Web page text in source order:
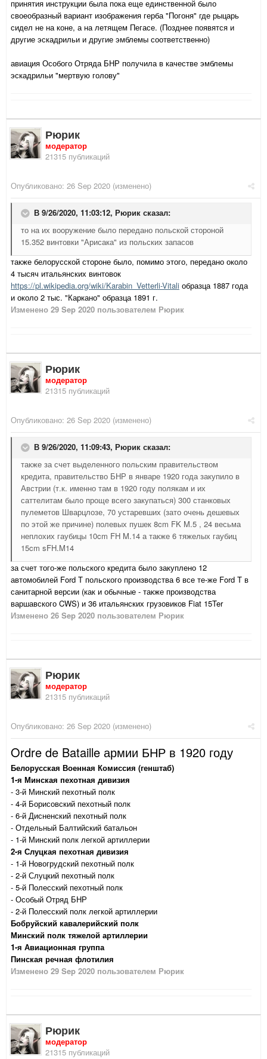
принятия инструкции была пока еще единственной было
своеобразный вариант изображения герба "Погоня" где рыцарь
сидел не на коне, а на летящем Пегасе. (Позднее появятся и
другие эскадрильи и другие эмблемы соответственно)
авиация Особого Отряда БНР получила в качестве эмблемы
эскадрильи "мертвую голову"
Рюрик
модератор
21315 публикаций
Опубликовано: 26 Sep 2020 (изменено)
В 9/26/2020, 11:03:12, Рюрик сказал:
то на их вооружение было передано польской стороной
15.352 винтовки "Арисака" из польских запасов
также белорусской стороне было, помимо этого, передано около
4 тысяч итальянских винтовок
https://pl.wikipedia.org/wiki/Karabin_Vetterli-Vitali образца 1887 года
и около 2 тыс. "Каркано" образца 1891 г.
Изменено 29 Sep 2020 пользователем Рюрик
Рюрик
модератор
21315 публикаций
Опубликовано: 26 Sep 2020 (изменено)
В 9/26/2020, 11:09:43, Рюрик сказал:
также за счет выделенного польским правительством
кредита, правительство БНР в январе 1920 года закупило в
Австрии (т.к. именно там в 1920 году полякам и их
саттелитам было проще всего закупаться) 300 станковых
пулеметов Шварцлозе, 70 устаревших (зато очень дешевых
по этой же причине) полевых пушек 8cm FK M.5 , 24 весьма
неплохих гаубицы 10cm FH M.14 а также 6 тяжелых гаубиц
15cm sFH.M14
за счет того-же польского кредита было закуплено 12
автомобилей Ford T польского производства 6 все те-же Ford T в
санитарной версии (как и обычные - также производства
варшавского CWS) и 36 итальянских грузовиков Fiat 15Ter
Изменено 26 Sep 2020 пользователем Рюрик
Рюрик
модератор
21315 публикаций
Опубликовано: 26 Sep 2020 (изменено)
Ordre de Bataille армии БНР в 1920 году
Белорусская Военная Комиссия (генштаб)
1-я Минская пехотная дивизия
- 3-й Минский пехотный полк
- 4-й Борисовский пехотный полк
- 6-й Дисненский пехотный полк
- Отдельный Балтийский батальон
- 1-й Минский полк легкой артиллерии
2-я Слуцкая пехотная дивизия
- 1-й Новогрудский пехотный полк
- 2-й Слуцкий пехотный полк
- 5-й Полесский пехотный полк
- Особый Отряд БНР
- 2-й Полесский полк легкой артиллерии
Бобруйский кавалерийский полк
Минский полк тяжелой артиллерии
1-я Авиационная группа
Пинская речная флотилия
Изменено 29 Sep 2020 пользователем Рюрик
Рюрик
модератор
21315 публикаций